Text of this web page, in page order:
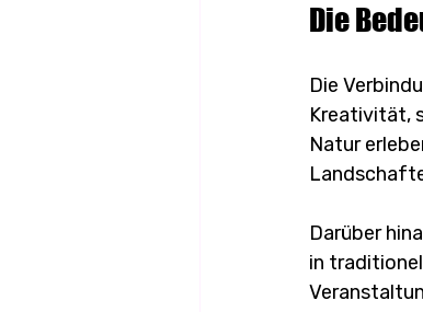
Die
Die
Kreativität,
Natur
Darüber
in